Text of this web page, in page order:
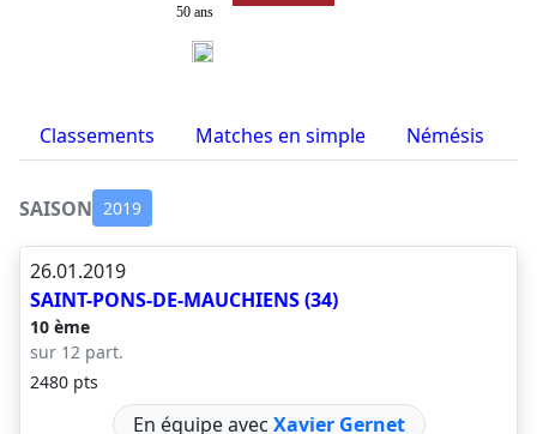
50 ans
Classements Matches en simple Némésis
SAISON 2019
26.01.2019
SAINT-PONS-DE-MAUCHIENS (34)
10 ème
sur 12 part.
2480 pts
En équipe avec Xavier Gernet